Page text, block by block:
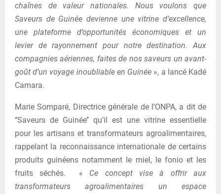
chaînes de valeur nationales. Nous voulons que
Saveurs de Guinée devienne une vitrine d’excellence,
une plateforme d’opportunités économiques et un
levier de rayonnement pour notre destination. Aux
compagnies aériennes, faites de nos saveurs un avant-
goût d’un voyage inoubliable en Guinée », a lancé Kadé
Camara.
Marie Somparé, Directrice générale de l’ONPA, a dit de
‘’Saveurs de Guinée’’ qu’il est une vitrine essentielle
pour les artisans et transformateurs agroalimentaires,
rappelant la reconnaissance internationale de certains
produits guinéens notamment le miel, le fonio et les
fruits séchés. « Ce concept vise à offrir aux
transformateurs agroalimentaires un espace